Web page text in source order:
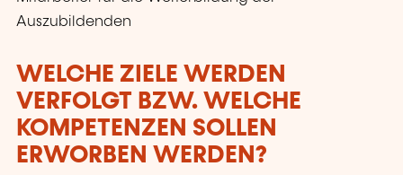
Auszubildenden
WELCHE ZIELE WERDEN
VERFOLGT BZW. WELCHE
KOMPETENZEN SOLLEN
ERWORBEN WERDEN?